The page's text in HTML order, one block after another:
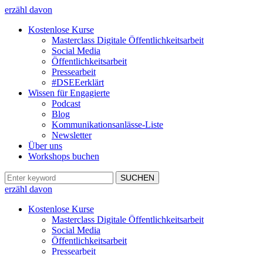
erzähl davon
Kostenlose Kurse
Masterclass Digitale Öffentlichkeitsarbeit
Social Media
Öffentlichkeitsarbeit
Pressearbeit
#DSEEerklärt
Wissen für Engagierte
Podcast
Blog
Kommunikationsanlässe-Liste
Newsletter
Über uns
Workshops buchen
erzähl davon
Kostenlose Kurse
Masterclass Digitale Öffentlichkeitsarbeit
Social Media
Öffentlichkeitsarbeit
Pressearbeit